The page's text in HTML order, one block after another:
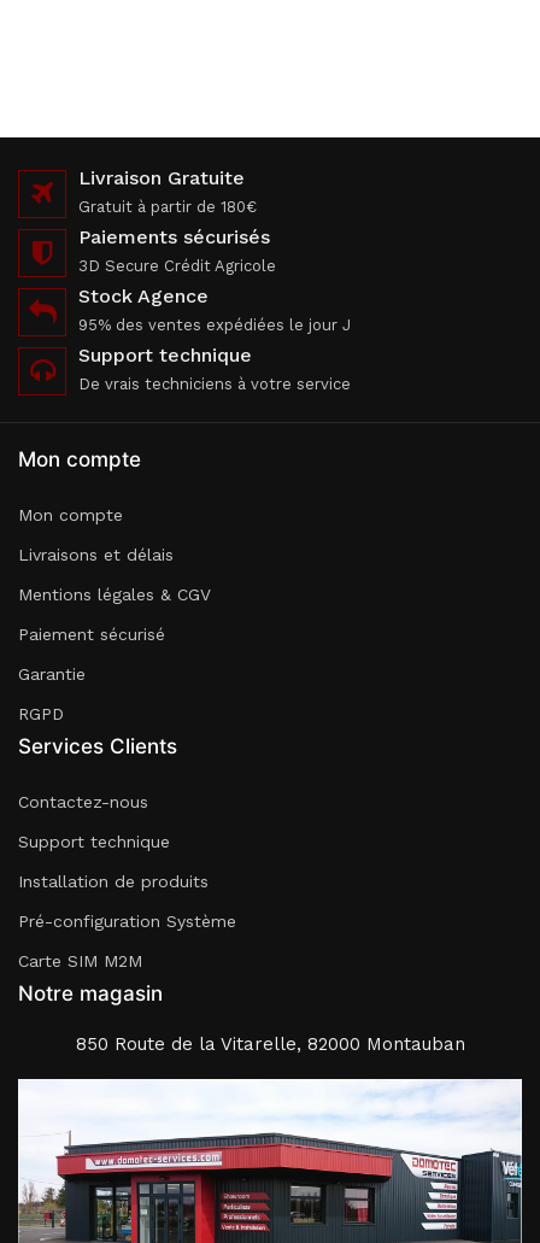
Livraison Gratuite
Gratuit à partir de 180€
Paiements sécurisés
3D Secure Crédit Agricole
Stock Agence
95% des ventes expédiées le jour J
Support technique
De vrais techniciens à votre service
Mon compte
Mon compte
Livraisons et délais
Mentions légales & CGV
Paiement sécurisé
Garantie
RGPD
Services Clients
Contactez-nous
Support technique
Installation de produits
Pré-configuration Système
Carte SIM M2M
Notre magasin
850 Route de la Vitarelle, 82000 Montauban